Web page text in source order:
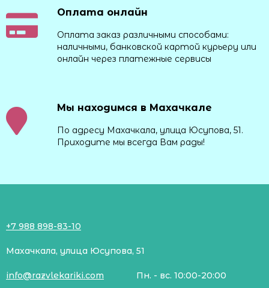
Оплата онлайн
Оплата заказ различными способами:
наличными, банковской картой курьеру или
онлайн через платежные сервисы
Мы находимся в Махачкале
По адресу Махачкала, улица Юсупова, 51.
Приходите мы всегда Вам рады!
+7 988 898-83-10
Махачкала, улица Юсупова, 51
info@razvlekariki.com Пн. - вс. 10:00-20:00